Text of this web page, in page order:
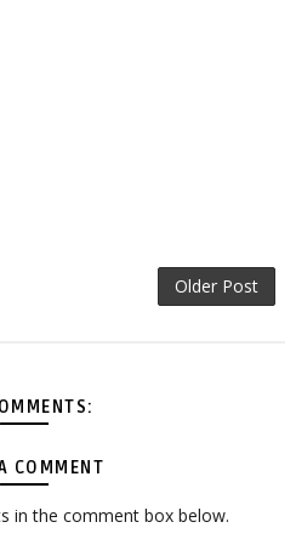
Older Post
COMMENT
in the comment box below.